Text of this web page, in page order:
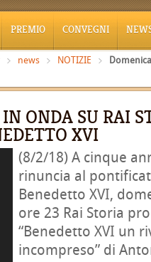
PREMIO CONVEGNI
news NOTIZIE
ONDA SU RAI
XVI
(8/2/18) A cinque
rinuncia al
Benedetto XVI,
ore 23 Rai Storia
“Benedetto XVI un
incompreso” di